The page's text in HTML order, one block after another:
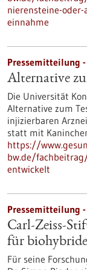
nierensteine-
einnahme
Pressemitteilung -
Alternative
Die Universität
Alternative zum
injizierbaren
statt mit
https://
bw.de/
entwickelt
Pressemitteilung -
Carl-Zeiss-
für
Für seine